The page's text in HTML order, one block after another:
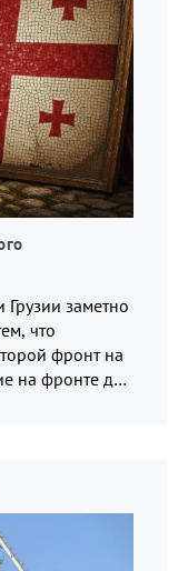
заметно
что
фронт на
на фронте для